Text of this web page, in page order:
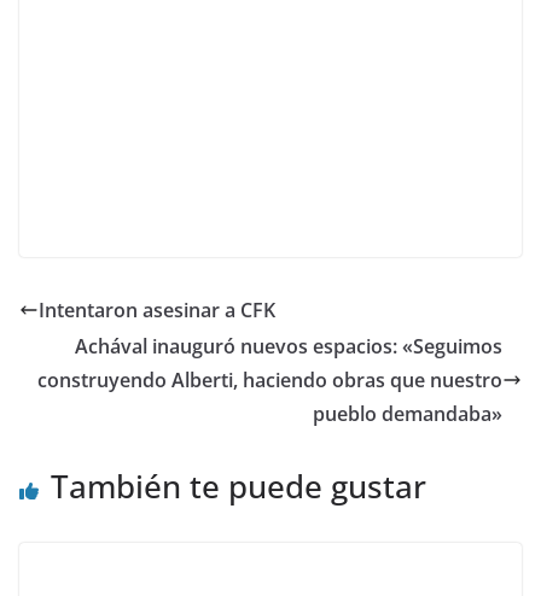
Intentaron asesinar a CFK
Achával inauguró nuevos espacios: «Seguimos
construyendo Alberti, haciendo obras que nuestro
pueblo demandaba»
También te puede gustar